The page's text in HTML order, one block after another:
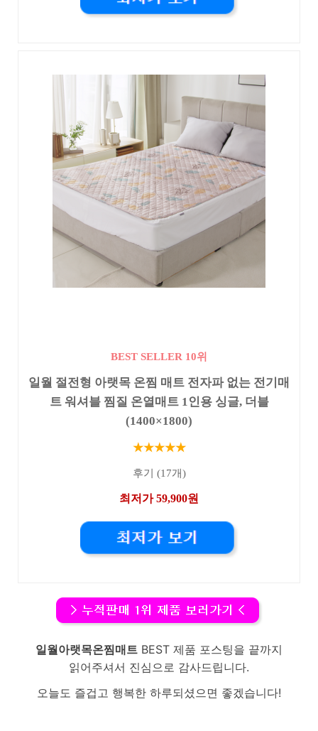
BEST SELLER 10위
일월 절전형 아랫목 온찜 매트 전자파 없는 전기매
트 워셔블 찜질 온열매트 1인용 싱글, 더블
(1400×1800)
★★★★★
후기 (17개)
최저가 59,900원
일월아랫목온찜매트 BEST 제품 포스팅을 끝까지
읽어주셔서 진심으로 감사드립니다.
오늘도 즐겁고 행복한 하루되셨으면 좋겠습니다!